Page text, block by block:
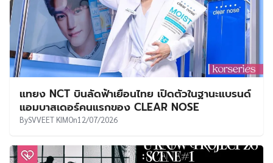
แทยง NCT บินลัดฟ้าเยือนไทย เปิดตัวในฐานะแบรนด์
แอมบาสเดอร์คนแรกของ CLEAR NOSE
BySVVEET KIMOn12/07/2026